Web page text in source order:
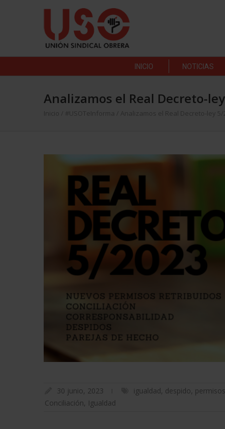
INICIO NOTICIAS
Analizamos el Real Decreto-
Inicio #USOTeInforma Analizamos el Real Decreto-ley
30 junio, 2023 igualdad, despido,
Conciliación, Igualdad